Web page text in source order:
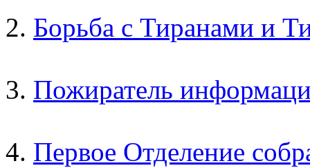
2. Борьба с Тиранами и
3. Пожиратель
4. Первое Отделение